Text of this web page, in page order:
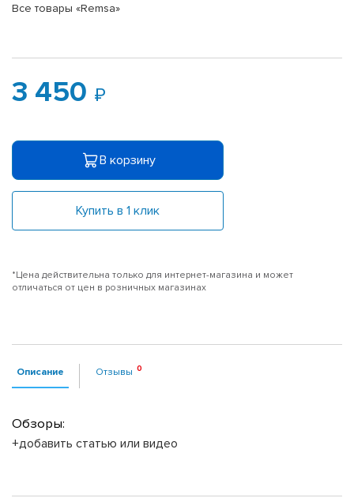
Все товары «Remsa»
3 450
В корзину
Купить в 1 клик
*Цена действительна только для интернет-магазина и может
отличаться от цен в розничных магазинах
Описание Отзывы
Обзоры:
+добавить статью или видео